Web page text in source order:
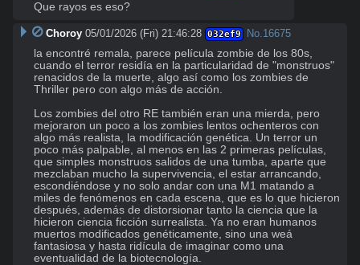
Que rayos es eso?
Choroy 05/01/2026 (Fri) 21:46:28 032ef9 No.16675
la encontré remala, parece película zombie de los 80s,
cuando el terror residía en la particularidad de "monstruos"
renacidos de la muerte, algo así como los zombies de
Thriller pero con algo más de acción.
Los zombies del otro RE también eran una mierda, pero
mejoraron un poco a los zombies lentos ochenteros con
algo más realista, la modificación genética. Un terror un
poco más palpable, al menos en las 2 primeras películas,
que simples monstruos salidos de una tumba, aparte que
mezclaban mucho la supervivencia, el estar arrancando,
escondiéndose y no solo andar con una M1 matando a
miles de fenómenos en cada escena, que es lo que hicieron
después, además de distorsionar tanto la ciencia que la
hicieron ciencia ficción surrealista. Ya no eran humanos
muertos modificados genéticamente, sino una weá
fantasiosa y hasta ridícula de imaginar como una
eventualidad de la biotecnología.